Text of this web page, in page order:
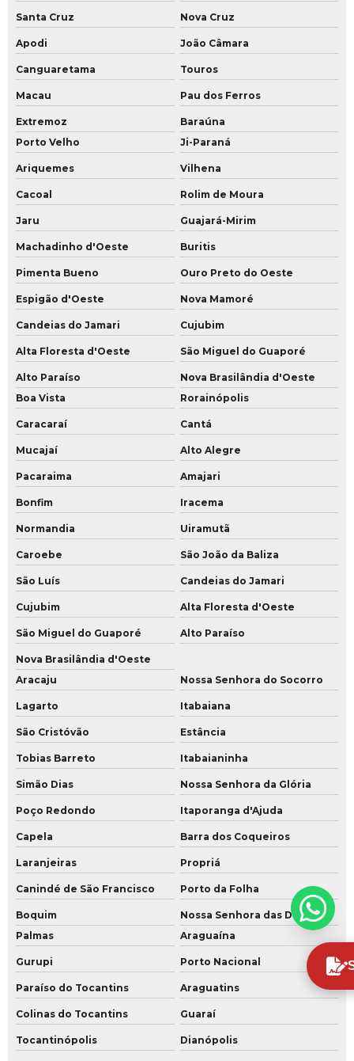
Santa Cruz Nova Cruz
Apodi João Câmara
Canguaretama Touros
Macau Pau dos Ferros
Extremoz
Baraúna
Porto Velho
Ji-Paraná
Ariquemes Vilhena
Cacoal Rolim de Moura
Jaru Guajará-Mirim
Machadinho d'Oeste Buritis
Pimenta Bueno Ouro Preto do Oeste
Espigão d'Oeste Nova Mamoré
Candeias do Jamari Cujubim
Alta Floresta d'Oeste São Miguel do Guaporé
Alto Paraíso
Nova Brasilândia d'Oeste
Boa Vista
Rorainópolis
Caracaraí Cantá
Mucajaí Alto Alegre
Pacaraima Amajari
Bonfim Iracema
Normandia Uiramutã
Caroebe São João da Baliza
São Luís Candeias do Jamari
Cujubim Alta Floresta d'Oeste
São Miguel do Guaporé Alto Paraíso
Nova Brasilândia d'Oeste
Aracaju
Nossa Senhora do Socorro
Lagarto Itabaiana
São Cristóvão Estância
Tobias Barreto Itabaianinha
Simão Dias Nossa Senhora da Glória
Poço Redondo Itaporanga d'Ajuda
Capela Barra dos Coqueiros
Laranjeiras Propriá
Canindé de São Francisco Porto da Folha
Boquim
Nossa Senhora das Dores
Palmas
Araguaína
Gurupi Porto Nacional
Paraíso do Tocantins Araguatins
Colinas do Tocantins Guaraí
Tocantinópolis Dianópolis